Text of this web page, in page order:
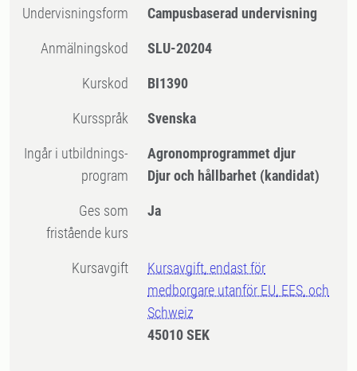
Undervisningsform Campusbaserad undervisning
Anmälningskod SLU-20204
Kurskod BI1390
Kursspråk Svenska
Ingår i utbildnings-
program
Agronomprogrammet djur
Djur och hållbarhet (kandidat)
Ges som
fristående kurs
Ja
Kursavgift
Kursavgift, endast för
medborgare utanför EU, EES, och
Schweiz
45010 SEK